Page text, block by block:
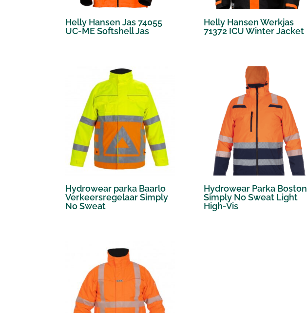
Helly Hansen Jas 74055
UC-ME Softshell Jas
Helly Hansen Werkjas
71372 ICU Winter Jacket
Hydrowear parka Baarlo
Verkeersregelaar Simply
No Sweat
Hydrowear Parka Boston
Simply No Sweat Light
High-Vis